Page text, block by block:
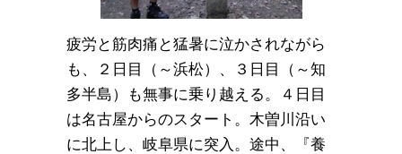
疲労と筋肉痛と猛暑に泣かされながら
も、２日目（～浜松）、３日目（～知
多半島）も無事に乗り越える。４日目
は名古屋からのスタート。木曽川沿い
に北上し、岐阜県に突入。途中、『養